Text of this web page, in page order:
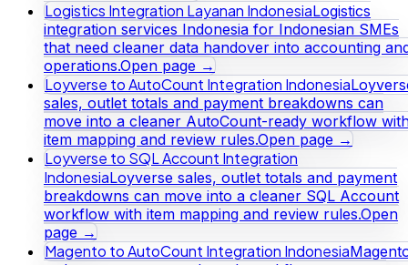
Logistics Integration Layanan IndonesiaLogistics
integration services Indonesia for Indonesian SMEs
that need cleaner data handover into accounting
operations.Open page →
Loyverse to AutoCount Integration Indonesia
sales, outlet totals and payment breakdowns can
move into a cleaner AutoCount-ready workflow
item mapping and review rules.Open page →
Loyverse to SQL Account Integration
IndonesiaLoyverse sales, outlet totals and payment
breakdowns can move into a cleaner SQL Account
workflow with item mapping and review rules.Open
page →
Magento to AutoCount Integration Indonesia